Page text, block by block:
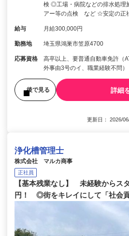
検 ◎工場・病院などの排水処理
アー等の点検 など ☆安定の正
給与 月給300,000円
勤務地 埼玉県鴻巣市笠原4700
応募資格
高卒以上、要普通自動車免許（
外事由3号のイ、職業経験不問）
後で見る 詳細
更新日： 2026/
浄化槽管理士
株式会社 マルカ商事
正社員
【基本残業なし】 未経験からス
円！ ◎街をキレイにして「社会貢